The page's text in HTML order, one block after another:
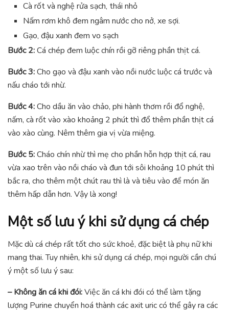
Cà rốt và nghệ rửa sạch, thái nhỏ
Nấm rơm khô đem ngâm nước cho nở, xe sợi.
Gạo, đậu xanh đem vo sạch
Bước 2:Cá chép đem luộc chín rồi gỡ riêng phần thịt cá.
Bước 3:Cho gạo và đậu xanh vào nồi nước luộc cá trước và
nấu cháo tới nhừ.
Bước 4:Cho dầu ăn vào chảo, phi hành thơm rồi đổ nghệ,
nấm, cà rốt vào xào khoảng 2 phút thì đổ thêm phần thịt cá
vào xào cùng. Nêm thêm gia vị vừa miệng.
Bước 5:Cháo chín nhừ thì mẹ cho phần hỗn hợp thịt cá, rau
vừa xao trên vào nồi cháo và đun tới sôi khoảng 10 phút thì
bắc ra, cho thêm một chút rau thì là và tiêu vào để món ăn
thêm hấp dẫn hơn. Vậy là xong!
Một số lưu ý khi sử dụng cá chép
Mặc dù cá chép rất tốt cho sức khoẻ, đặc biệt là phụ nữ khi
mang thai. Tuy nhiên, khi sử dụng cá chép, mọi người cần chú
ý một số lưu ý sau:
– Không ăn cá khi đói:Việc ăn cá khi đói có thể làm tặng
lượng Purine chuyển hoá thành các axit uric có thể gây ra các